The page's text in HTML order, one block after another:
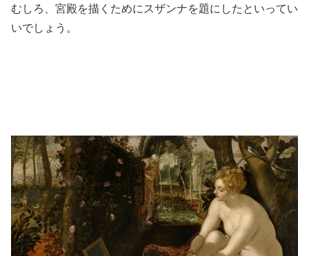
むしろ、宮殿を描くためにスザンナを題にしたといってい
いでしょう。